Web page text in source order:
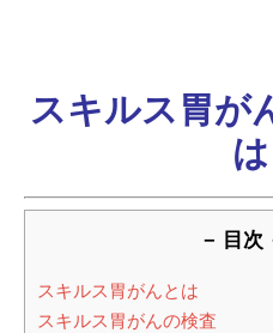
スキルス胃が
－ 目次
スキルス胃がんとは
スキルス胃がんの検査